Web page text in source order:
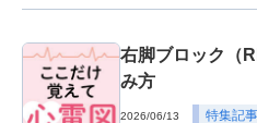
右脚ブロック（
み方
2026/06/13 特集記事